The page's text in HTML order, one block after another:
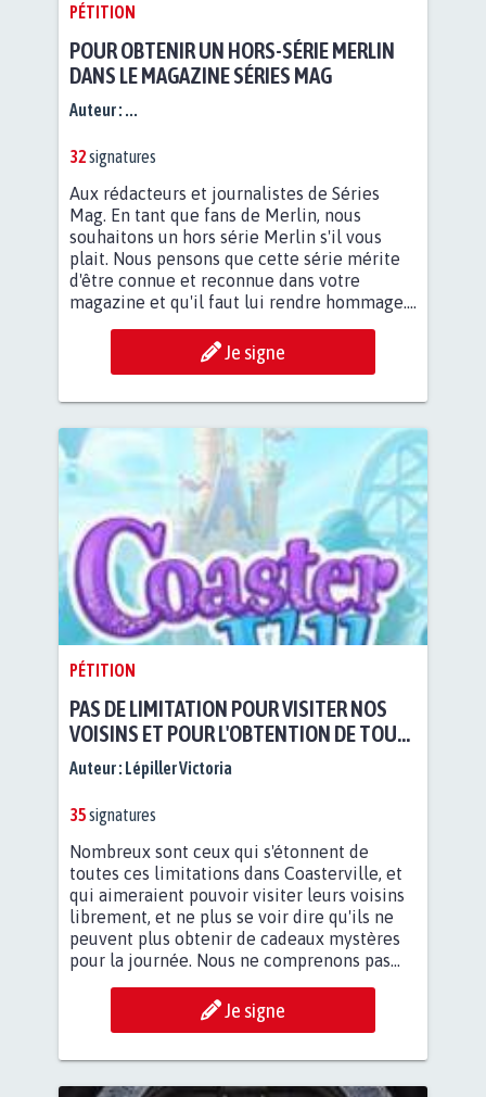
PÉTITION
POUR OBTENIR UN HORS-SÉRIE MERLIN
DANS LE MAGAZINE SÉRIES MAG
Auteur : ...
32signatures
Aux rédacteurs et journalistes de Séries
Mag. En tant que fans de Merlin, nous
souhaitons un hors série Merlin s'il vous
plait. Nous pensons que cette série mérite
d'être connue et reconnue dans votre
magazine et qu'il faut lui rendre hommage....
Je signe
PÉTITION
PAS DE LIMITATION POUR VISITER NOS
VOISINS ET POUR L'OBTENTION DE TOUS
NOS CADEAUX MYSTÈRES.
Auteur : Lépiller Victoria
35signatures
Nombreux sont ceux qui s'étonnent de
toutes ces limitations dans Coasterville, et
qui aimeraient pouvoir visiter leurs voisins
librement, et ne plus se voir dire qu'ils ne
peuvent plus obtenir de cadeaux mystères
pour la journée. Nous ne comprenons pas...
Je signe